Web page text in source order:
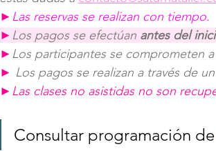
► Las reservas se realizan con tiempo.
► Los pagos se efectúan antes del
► Los participantes se comprometen
► Los pagos se realizan a través de
► Las clases no asistidas no son
Consultar programación de